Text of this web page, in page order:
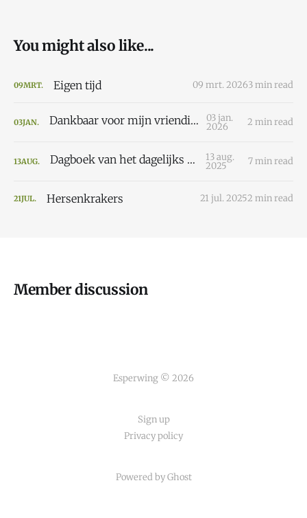
You might also like...
09MRT. Eigen tijd 09 mrt. 20263 min read
03JAN. Dankbaar voor mijn vriendinnen 03 jan.
2026 2 min read
13AUG. Dagboek van het dagelijks leven 13 aug.
2025 7 min read
21JUL. Hersenkrakers 21 jul. 20252 min read
Member discussion
Esperwing © 2026
Sign up
Privacy policy
Powered by Ghost